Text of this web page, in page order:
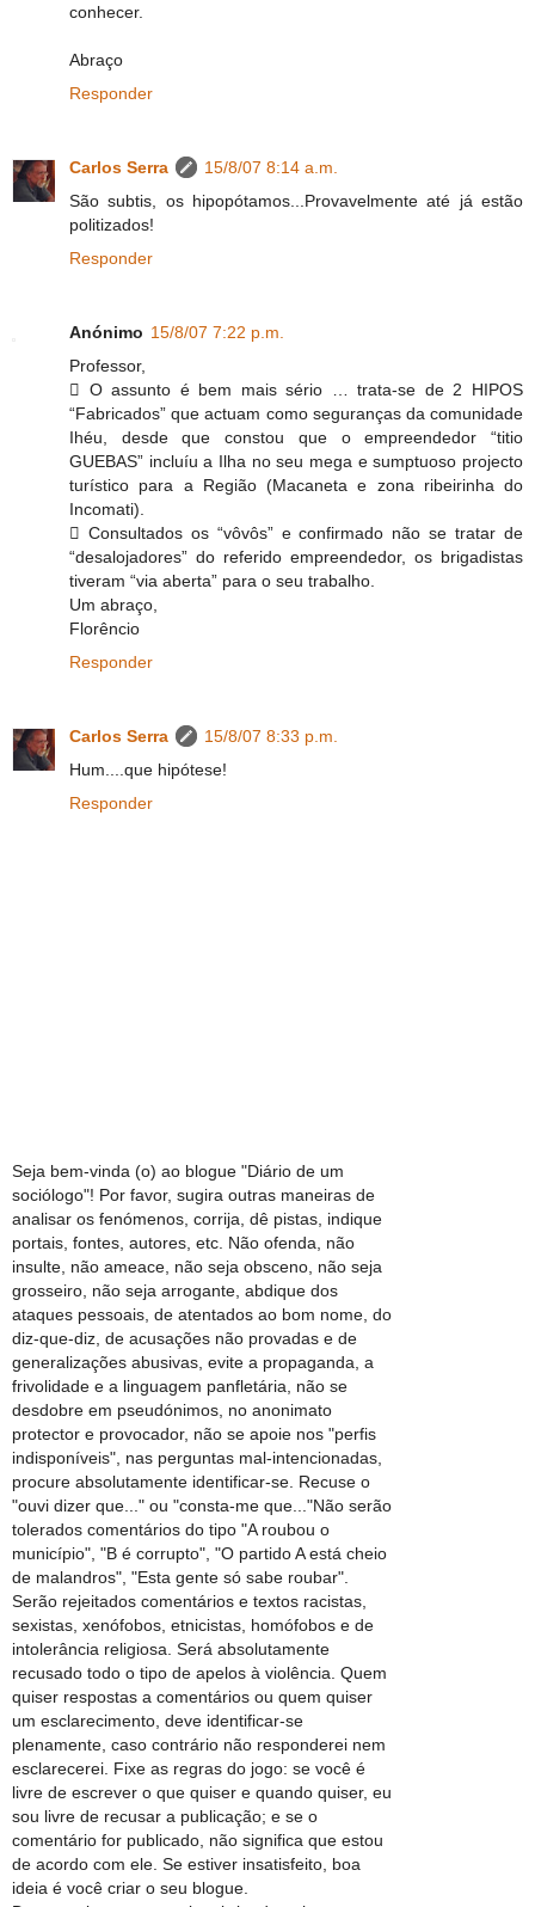
conhecer.
Abraço
Responder
Carlos Serra
15/8/07 8:14 a.m.
São subtis, os hipopótamos...Provavelmente até já estão
politizados!
Responder
Anónimo 15/8/07 7:22 p.m.
Professor,
 O assunto é bem mais sério … trata-se de 2 HIPOS
“Fabricados” que actuam como seguranças da comunidade
Ihéu, desde que constou que o empreendedor “titio
GUEBAS” incluíu a Ilha no seu mega e sumptuoso projecto
turístico para a Região (Macaneta e zona ribeirinha do
Incomati).
 Consultados os “vôvôs” e confirmado não se tratar de
“desalojadores” do referido empreendedor, os brigadistas
tiveram “via aberta” para o seu trabalho.
Um abraço,
Florêncio
Responder
Carlos Serra
15/8/07 8:33 p.m.
Hum....que hipótese!
Responder
Seja bem-vinda (o) ao blogue "Diário de um
sociólogo"! Por favor, sugira outras maneiras de
analisar os fenómenos, corrija, dê pistas, indique
portais, fontes, autores, etc. Não ofenda, não
insulte, não ameace, não seja obsceno, não seja
grosseiro, não seja arrogante, abdique dos
ataques pessoais, de atentados ao bom nome, do
diz-que-diz, de acusações não provadas e de
generalizações abusivas, evite a propaganda, a
frivolidade e a linguagem panfletária, não se
desdobre em pseudónimos, no anonimato
protector e provocador, não se apoie nos "perfis
indisponíveis", nas perguntas mal-intencionadas,
procure absolutamente identificar-se. Recuse o
"ouvi dizer que..." ou "consta-me que..."Não serão
tolerados comentários do tipo "A roubou o
município", "B é corrupto", "O partido A está cheio
de malandros", "Esta gente só sabe roubar".
Serão rejeitados comentários e textos racistas,
sexistas, xenófobos, etnicistas, homófobos e de
intolerância religiosa. Será absolutamente
recusado todo o tipo de apelos à violência. Quem
quiser respostas a comentários ou quem quiser
um esclarecimento, deve identificar-se
plenamente, caso contrário não responderei nem
esclarecerei. Fixe as regras do jogo: se você é
livre de escrever o que quiser e quando quiser, eu
sou livre de recusar a publicação; e se o
comentário for publicado, não significa que estou
de acordo com ele. Se estiver insatisfeito, boa
ideia é você criar o seu blogue.